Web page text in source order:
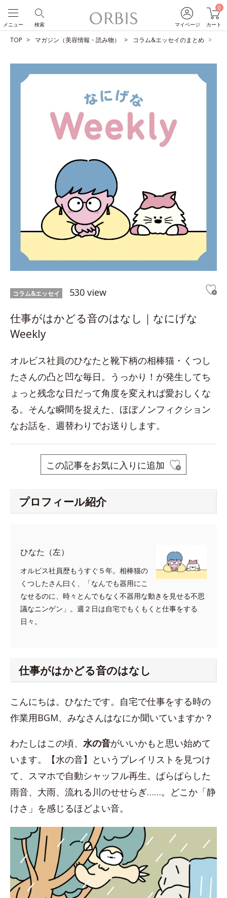
マイページ
0
カート
検索
メニュー
TOP マガジン（美容情報・読み物） コラム&エッセイのまとめ
コラム&エッセイ 530 view
仕事がはかどる音のはなし｜なにげな
Weekly
オルビス社員のひなたと靴下柄の相棒猫・くつし
たさんの凸と凹な毎日。うっかり！が発生してち
ょっと残念な日だって角度を変えれば愛おしくな
る。そんな瞬間を捉えた、ほぼノンフィクション
なお話を、週替わりでお送りします。
この記事をお気に入りに追加
プロフィール紹介
ひなた（左）
オルビス社員歴もうすぐ５年。相棒猫の
くつしたさん曰く、「なんでも器用にこ
なせるのに、時々とんでもなく不器用な動きを見せる不思
議なニンゲン」。週２日は自宅でもくもくと仕事をする
日々。
仕事がはかどる音のはなし
こんにちは。ひなたです。自宅で仕事をする時の
作業用BGM、みなさんはなにか聞いていますか？
わたしはこの頃、 水の音がいいかもと思い始めて
います。【水の音】というプレイリストを見つけ
て、スマホで自動シャッフル再生。ぱらぱらした
雨音、大雨、流れる川のせせらぎ……。どこか「静
けさ」を感じるほどよい音。